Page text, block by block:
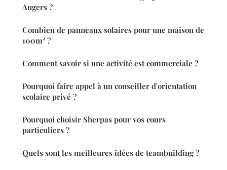
Angers ?
Combien de panneaux solaires pour une maison de
100m² ?
Comment savoir si une activité est commerciale ?
Pourquoi faire appel à un conseiller d'orientation
scolaire privé ?
Pourquoi choisir Sherpas pour vos cours
particuliers ?
Quels sont les meilleures idées de teambuilding ?